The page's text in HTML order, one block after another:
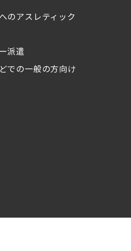
のアスレティック
派遣
での一般の方向け